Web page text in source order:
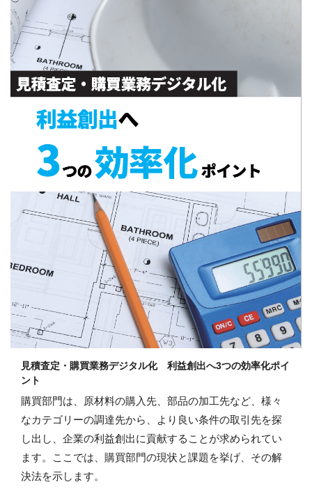
見積査定・購買業務デジタル化 利益創出へ3つの効率化ポイ
ント
購買部門は、原材料の購入先、部品の加工先など、様々
なカテゴリーの調達先から、より良い条件の取引先を探
し出し、企業の利益創出に貢献することが求められてい
ます。ここでは、購買部門の現状と課題を挙げ、その解
決法を示します。